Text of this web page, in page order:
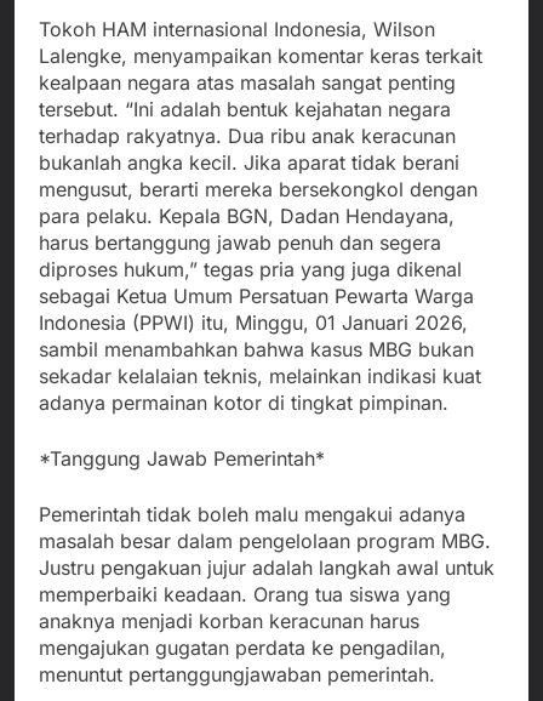
Tokoh HAM internasional Indonesia, Wilson
Lalengke, menyampaikan komentar keras terkait
kealpaan negara atas masalah sangat penting
tersebut. “Ini adalah bentuk kejahatan negara
terhadap rakyatnya. Dua ribu anak keracunan
bukanlah angka kecil. Jika aparat tidak berani
mengusut, berarti mereka bersekongkol dengan
para pelaku. Kepala BGN, Dadan Hendayana,
harus bertanggung jawab penuh dan segera
diproses hukum,” tegas pria yang juga dikenal
sebagai Ketua Umum Persatuan Pewarta Warga
Indonesia (PPWI) itu, Minggu, 01 Januari 2026,
sambil menambahkan bahwa kasus MBG bukan
sekadar kelalaian teknis, melainkan indikasi kuat
adanya permainan kotor di tingkat pimpinan.
*Tanggung Jawab Pemerintah*
Pemerintah tidak boleh malu mengakui adanya
masalah besar dalam pengelolaan program MBG.
Justru pengakuan jujur adalah langkah awal untuk
memperbaiki keadaan. Orang tua siswa yang
anaknya menjadi korban keracunan harus
mengajukan gugatan perdata ke pengadilan,
menuntut pertanggungjawaban pemerintah.